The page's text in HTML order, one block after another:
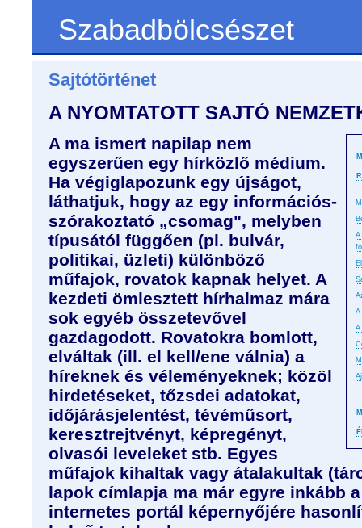
Szabadbölcsészet
Sajtótörténet
A NYOMTATOTT SAJTÓ
A
A
A
A ma ismert napilap nem
egyszerűen egy hírközlő médium.
Ha végiglapozunk egy újságot,
láthatjuk, hogy az egy információs-
szórakoztató „csomag", melyben
típusától függően (pl. bulvár,
politikai, üzleti) különböző
műfajok, rovatok kapnak helyet. A
kezdeti ömlesztett hírhalmaz mára
sok egyéb összetevővel
gazdagodott. Rovatokra bomlott,
elváltak (ill. el kell/ene válnia) a
híreknek és véleményeknek; közöl
hirdetéseket, tőzsdei adatokat,
időjárásjelentést, tévéműsort,
keresztrejtvényt, képregényt,
olvasói leveleket stb. Egyes
műfajok kihaltak vagy átalakultak
lapok címlapja ma már egyre inkább
internetes portál képernyőjére